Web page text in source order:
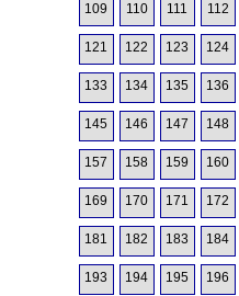
109 110 111 112
121 122 123 124
133 134 135 136
145 146 147 148
157 158 159 160
169 170 171 172
181 182 183 184
193 194 195 196